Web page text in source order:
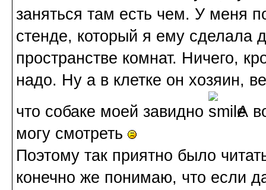
заняться там есть чем. У меня
стенде, который я ему сделала
пространстве комнат. Ничего,
надо. Ну а в клетке он хозяин,
что собаке моей завидно
А
могу смотреть
Поэтому так приятно было
конечно же понимаю, что если